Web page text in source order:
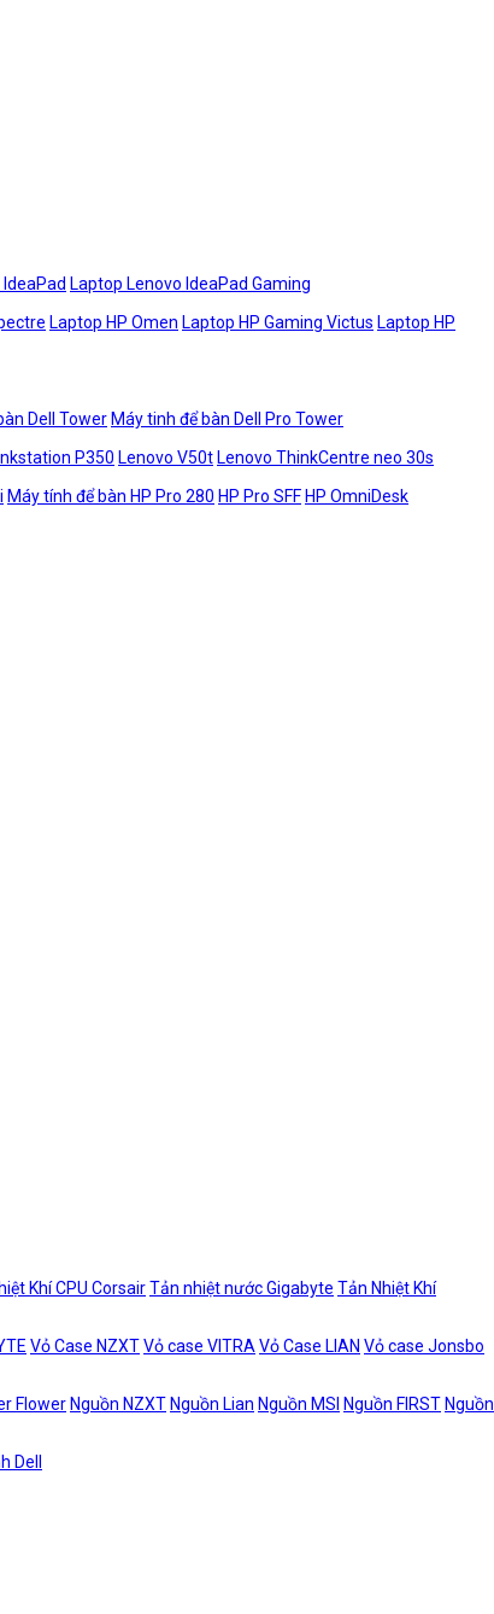
Laptop Lenovo IdeaPad Gaming
Laptop HP Omen Laptop HP Gaming Victus Laptop HP
Dell Tower Máy tinh để bàn Dell Pro Tower
P350 Lenovo V50t Lenovo ThinkCentre neo 30s
Máy tính để bàn HP Pro 280 HP Pro SFF HP OmniDesk
Khí CPU CorsairTản nhiệt nước Gigabyte Tản Nhiệt Khí
Vỏ Case NZXTVỏ case VITRA Vỏ Case LIAN Vỏ case Jonsbo
Flower Nguồn NZXT Nguồn Lian Nguồn MSI Nguồn FIRST Nguồn
Dell